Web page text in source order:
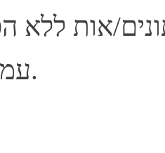
אות ללא
עמידה לאורך זמן.